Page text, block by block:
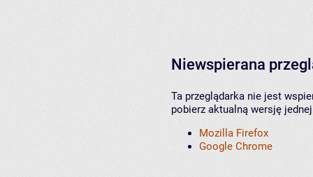
Niewspierana
Ta przeglądarka nie jest
pobierz aktualną wersję
Mozilla Firefox
Google Chrome